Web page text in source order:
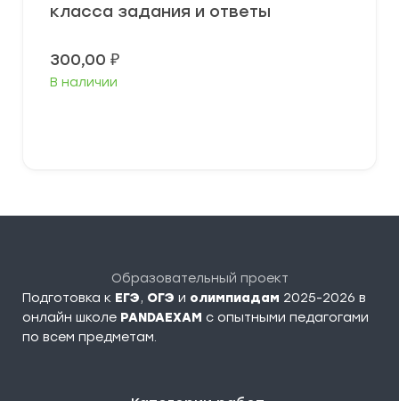
класса задания и ответы
300,00 ₽
В наличии
Образовательный проект
Подготовка к ЕГЭ, ОГЭ и олимпиадам 2025-2026 в
онлайн школе PANDAEXAM c опытными педагогами
по всем предметам.